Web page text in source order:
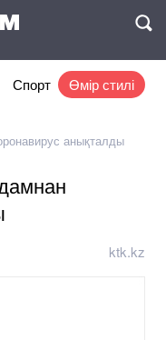
Спорт Өмір стилі
анықталды
ktk.kz